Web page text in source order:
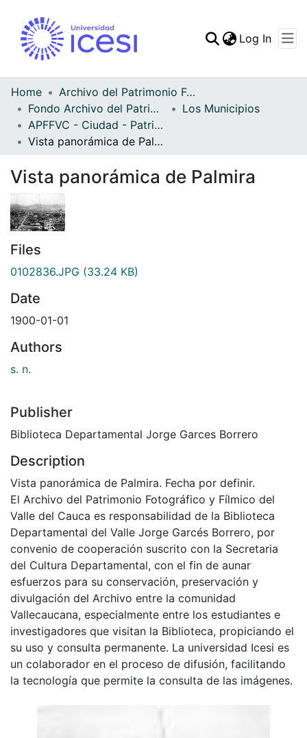
Statistics
Log In
Home
Archivo del Patrimonio Fotográfico y Fílmico del Valle del Cauca
Fondo Archivo del Patrimonio Fotográfico y Fílmico del Valle del Cauca
Los Municipios
APFFVC - Ciudad - Patrimonial
Vista panorámica de Palmira
Vista panorámica de Palmira
Files
0102836.JPG (33.24 KB)
Date
1900-01-01
Authors
s. n.
Publisher
Biblioteca Departamental Jorge Garces Borrero
Description
Vista panorámica de Palmira. Fecha por definir.
El Archivo del Patrimonio Fotográfico y Fílmico del
Valle del Cauca es responsabilidad de la Biblioteca
Departamental del Valle Jorge Garcés Borrero, por
convenio de cooperación suscrito con la Secretaria
del Cultura Departamental, con el fin de aunar
esfuerzos para su conservación, preservación y
divulgación del Archivo entre la comunidad
Vallecaucana, especialmente entre los estudiantes e
investigadores que visitan la Biblioteca, propiciando el
su uso y consulta permanente. La universidad Icesi es
un colaborador en el proceso de difusión, facilitando
la tecnología que permite la consulta de las imágenes.